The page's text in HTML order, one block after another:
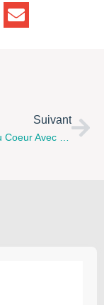
Suivant
Parcours Du Coeur Avec La MIPPS